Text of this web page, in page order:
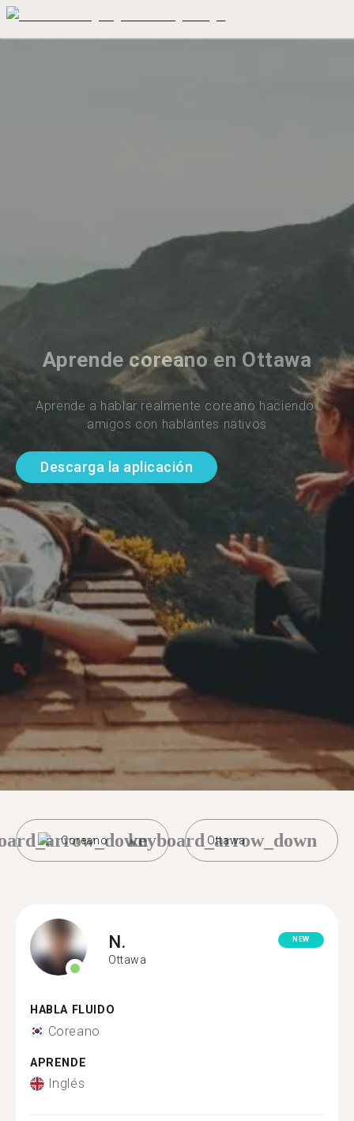
Aprende coreano en Ottawa
Aprende a hablar realmente coreano haciendo
amigos con hablantes nativos
Descarga la aplicación
Coreano Ottawa
keyboard_arrow_down
N.
Ottawa
NEW
HABLA FLUIDO
Coreano
APRENDE
Inglés